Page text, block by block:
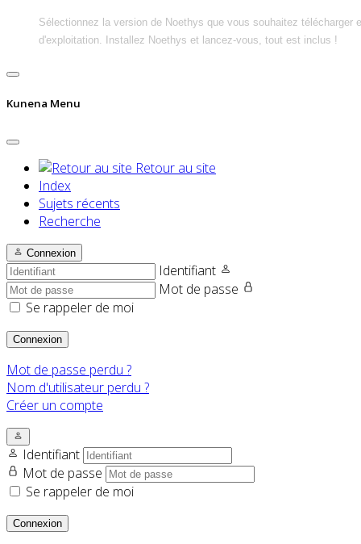
Sélectionnez la version de Noethys que vous souhaitez télécharger
d'exploitation. Installez Noethys et lancez-vous, tout est inclus !
Kunena Menu
Retour au site
Index
Sujets récents
Recherche
Connexion
Identifiant
Mot de passe
Se rappeler de moi
Connexion
Mot de passe perdu ?
Nom d'utilisateur perdu ?
Créer un compte
Identifiant
Mot de passe
Se rappeler de moi
Connexion